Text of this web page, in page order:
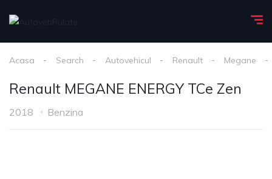
Acasa Search Autovehicul Renault Megane
Renault MEGANE ENERGY TCe Zen
2018 Benzina